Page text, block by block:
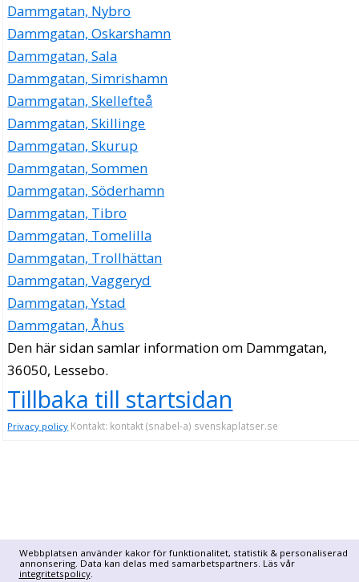
Webbplatsen använder kakor för funktionalitet, statistik & personaliserad
annonsering. Data kan delas med samarbetspartners. Läs vår
integritetspolicy.
Dammgatan, Nybro
Dammgatan, Oskarshamn
Dammgatan, Sala
Dammgatan, Simrishamn
Dammgatan, Skellefteå
Dammgatan, Skillinge
Dammgatan, Skurup
Dammgatan, Sommen
Dammgatan, Söderhamn
Dammgatan, Tibro
Dammgatan, Tomelilla
Dammgatan, Trollhättan
Dammgatan, Vaggeryd
Dammgatan, Ystad
Dammgatan, Åhus
Den här sidan samlar information om Dammgatan,
36050, Lessebo.
Tillbaka till startsidan
Privacy policy Kontakt: kontakt (snabel-a) svenskaplatser.se